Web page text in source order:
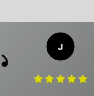
PASTILHA DE FREIO
FREIO DE VEÍCULO